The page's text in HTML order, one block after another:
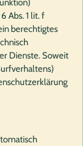
Abs. 1 lit. f
berechtigtes
Dienste. Soweit